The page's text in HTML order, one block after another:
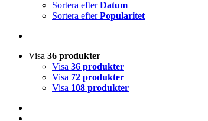
Sortera efterDatum
Sortera efterPopularitet
Visa 36 produkter
Visa 36 produkter
Visa 72 produkter
Visa 108 produkter